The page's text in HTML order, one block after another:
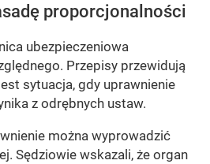
proporcjonalności
ubezpieczeniowa
Przepisy przewidują
sytuacja, gdy uprawnienie
z odrębnych ustaw.
można wyprowadzić
Sędziowie wskazali, że organ